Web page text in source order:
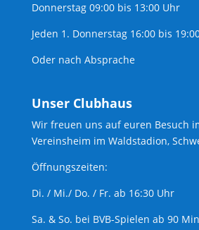
Donnerstag 09:00 bis 13:00 Uhr
Jeden 1. Donnerstag 16:00 bis
Oder nach Absprache
Unser Clubhaus
Wir freuen uns auf euren Besuch
Vereinsheim im Waldstadion,
Öffnungszeiten:
Di. / Mi./ Do. / Fr. ab 16:30 Uhr
Sa. & So. bei BVB-Spielen ab 90